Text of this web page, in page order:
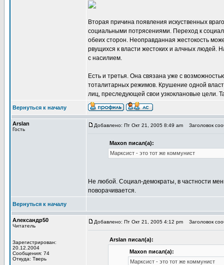
Вторая причина появления искуственных
социальными потрясениями. Переход к
обеих сторон. Неоправданная жестокость
рвущихся к власти жестоких и алчных людей.
с насилием.
Есть и третья. Она связана уже с
тоталитарных режимов. Крушение одной
лиц, преследующей свои узкоклановые цели.
Вернуться к началу
Arslan
Гость
Добавлено: Пт Окт 21, 2005 8:49 am Заголовок
Maxon писал(а):
Марксист - это тот же коммунист
Не любой. Социал-демократы, в частности
поворачивается.
Вернуться к началу
Александр50
Читатель
Зарегистрирован:
20.12.2004
Сообщения: 74
Откуда: Тверь
Добавлено: Пт Окт 21, 2005 4:12 pm Заголовок
Arslan писал(а):
Maxon писал(а):
Марксист - это тот же коммунист